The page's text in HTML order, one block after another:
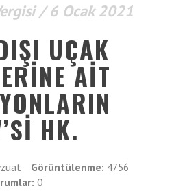
/ 6 Ocak 2021
UÇAK
AIT
HK.
Görüntülenme: 4756
0